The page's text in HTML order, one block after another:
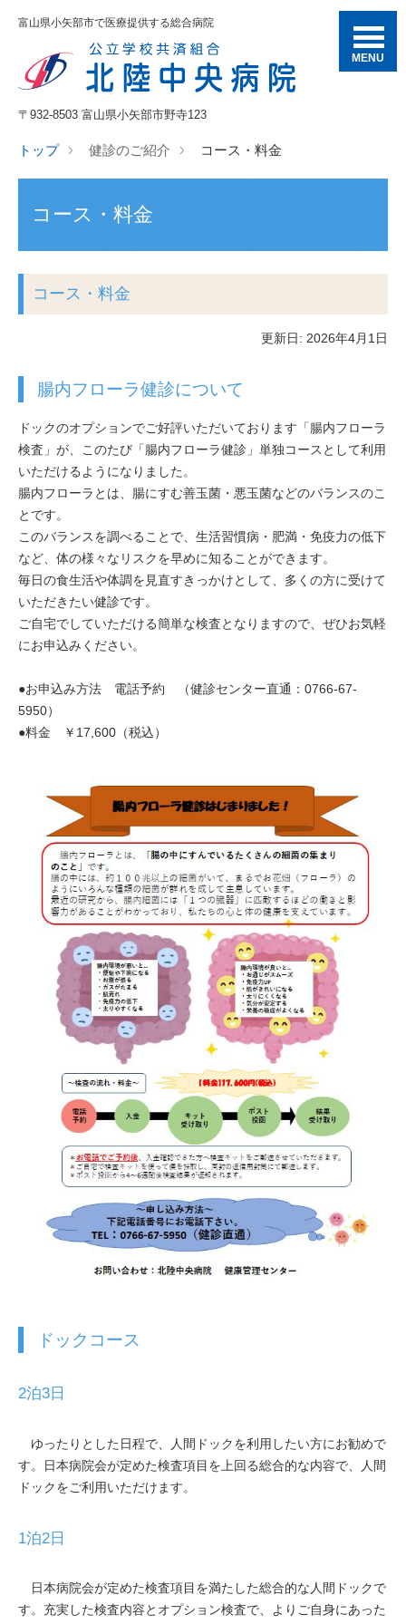
富山県小矢部市で医療提供する総合病院
MENU
〒932-8503 富山県小矢部市野寺123
トップ 健診のご紹介 コース・料金
コース・料金
コース・料金
更新日: 2026年4月1日
腸内フローラ健診について
ドックのオプションでご好評いただいております「腸内フローラ
検査」が、このたび「腸内フローラ健診」単独コースとして利用
いただけるようになりました。
腸内フローラとは、腸にすむ善玉菌・悪玉菌などのバランスのこ
とです。
このバランスを調べることで、生活習慣病・肥満・免疫力の低下
など、体の様々なリスクを早めに知ることができます。
毎日の食生活や体調を見直すきっかけとして、多くの方に受けて
いただきたい健診です。
ご自宅でしていただける簡単な検査となりますので、ぜひお気軽
にお申込みください。
●お申込み方法 電話予約 （健診センター直通：0766-67-
5950）
●料金 ￥17,600（税込）
ドックコース
2泊3日
ゆったりとした日程で、人間ドックを利用したい方にお勧めで
す。日本病院会が定めた検査項目を上回る総合的な内容で、人間
ドックをご利用いただけます。
1泊2日
日本病院会が定めた検査項目を満たした総合的な人間ドックで
す。充実した検査内容とオプション検査で、よりご自身にあった